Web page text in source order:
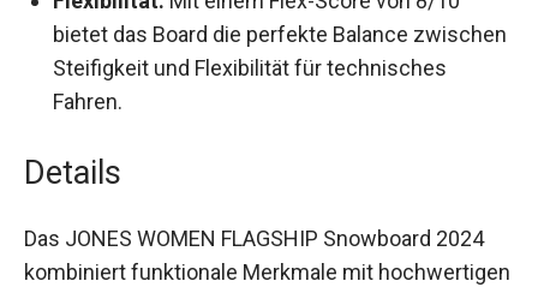
zwischen Steifigkeit und Flexibilität für
technisches Fahren.
kombiniert funktionale Merkmale mit
hochwertigen Materialien. Das direktionale